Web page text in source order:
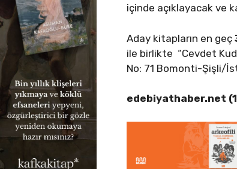
içinde açıklayacak ve
Aday kitapların en geç
ile birlikte “Cevdet
No: 71 Bomonti-Şişli/
edebiyathaber.net